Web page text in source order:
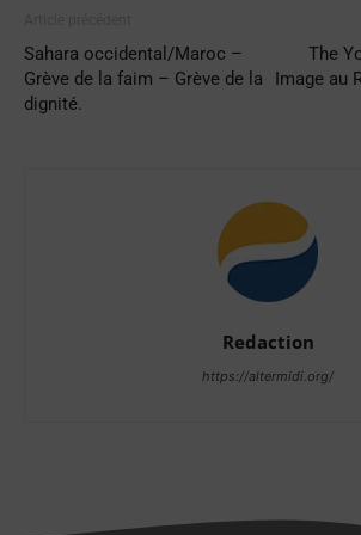
Sahara occidental/Maroc –
Grève de la faim – Grève de la
dignité.
The
Image au
Redaction
https://altermidi.org/